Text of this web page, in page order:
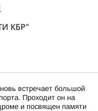
КБР"
встречает большой
Проходит он на
и посвящен памяти